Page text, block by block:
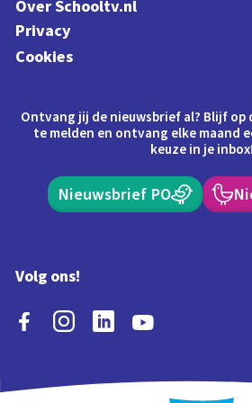
Over Schooltv.nl
Privacy
Cookies
Ontvang jij de nieuwsbrief al? Blijf op
te melden en ontvang elke maand
keuze in je inbox!
Nieuwsbrief PO
Volg ons!